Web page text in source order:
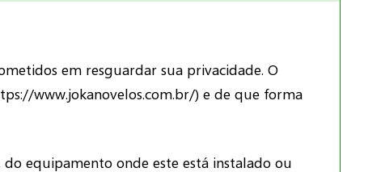
em resguardar sua privacidade. O
www.jokanovelos.com.br/) e de que forma
equipamento onde este está instalado ou